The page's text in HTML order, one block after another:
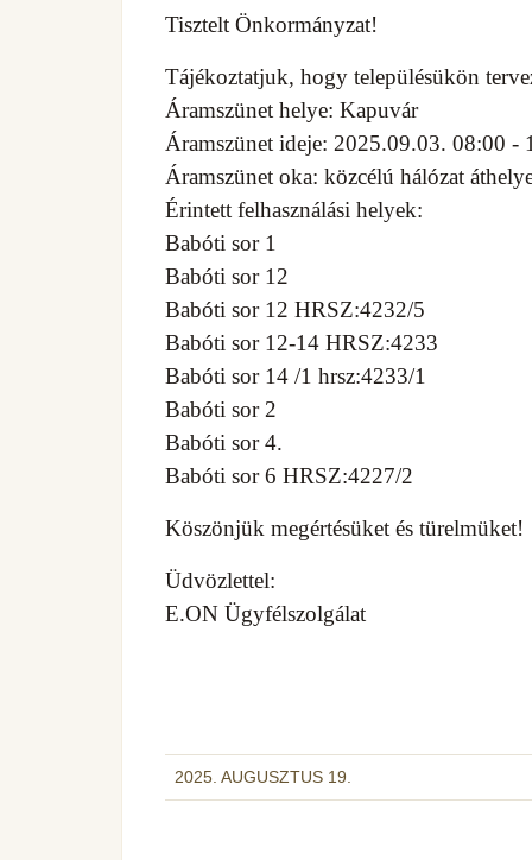
Tisztelt Önkormányzat!
Tájékoztatjuk, hogy településükön
Áramszünet helye: Kapuvár
Áramszünet ideje: 2025.09.03. 08:00 -
Áramszünet oka: közcélú hálózat
Érintett felhasználási helyek:
Babóti sor 1
Babóti sor 12
Babóti sor 12 HRSZ:4232/5
Babóti sor 12-14 HRSZ:4233
Babóti sor 14 /1 hrsz:4233/1
Babóti sor 2
Babóti sor 4.
Babóti sor 6 HRSZ:4227/2
Köszönjük megértésüket és türelmüket!
Üdvözlettel:
E.ON Ügyfélszolgálat
2025. AUGUSZTUS 19.